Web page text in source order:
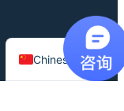
Chinese
English